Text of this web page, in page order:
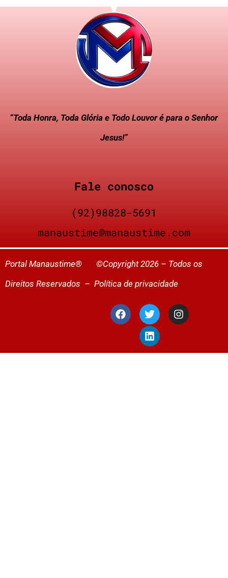
“Toda Honra, Toda Glória e Todo Louvor é para o Senhor
Jesus!”
Fale conosco
(92)98828-5691
manaustime@manaustime.com
Portal Manaustime® ©Copyright 2026 – Todos os
Direitos Reservados – Política de privacidade